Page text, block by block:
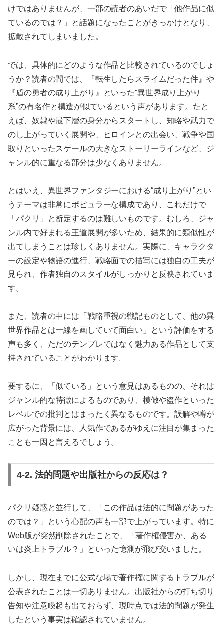
けではありませんが、一部の読者のあいだで「他作品に似
ているのでは？」と話題になったことがきっかけとなり、
拡散されてしまいました。
では、具体的にどのような作品と比較されているのでしょ
うか？読者の間では、『転生したらスライムだった件』や
『盾の勇者の成り上がり』といった“異世界成り上がり
系”の有名作と構造が似ているという声があります。たと
えば、奴隷や最下層の身分からスタートし、知略や武力で
のし上がっていく展開や、ヒロインとの出会い、戦争や国
取りといったスケールの大きなストーリーラインなど、ジ
ャンル的に重なる部分は少なくありません。
とはいえ、異世界ファンタジーにおける“成り上がり”とい
うテーマは非常にポピュラーな構成であり、これだけで
「パクリ」と断定するのは難しいものです。むしろ、ジャ
ンル内で好まれる王道展開が多いため、結果的に類似性が
出てしまうことは珍しくありません。実際に、キャラクタ
ーの設定や物語の進行、戦略面での描写には独自の工夫が
見られ、作者独自のスタイルがしっかりと反映されていま
す。
また、読者の中には「戦略重視の戦記ものとして、他の異
世界作品とは一線を画していて面白い」という評価をする
声も多く、ただのテンプレではなく魅力ある作品として支
持されていることがわかります。
要するに、「似ている」という意見はあるものの、それは
ジャンル的な特徴によるものであり、模倣や盗作といった
レベルでの批判とはまったく異なるものです。誤解や噂が
広がった背景には、人気作であるがゆえに注目が集まった
ことも一因と言えるでしょう。
4-2. 法的問題や出版社からの反応は？
パクリ疑惑と並行して、「この作品は法的に問題があった
のでは？」という心配の声も一部で上がっています。特に
Web版が突然削除されたことで、「著作権侵害か、ある
いは炎上トラブル？」といった憶測が飛び交いました。
しかし、現在までに公式な場で著作権に関するトラブルが
公表されたことは一切ありません。出版社からの打ち切り
告知や注意喚起も出ておらず、現時点では法的問題が発生
したという事実は確認されていません。